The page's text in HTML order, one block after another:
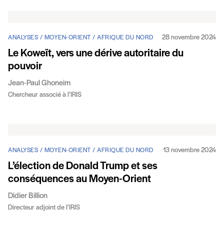
ANALYSES / MOYEN-ORIENT / AFRIQUE DU NORD 28 novembre 2024
Le Koweït, vers une dérive autoritaire du
pouvoir
Jean-Paul Ghoneim
Chercheur associé à l’IRIS
ANALYSES / MOYEN-ORIENT / AFRIQUE DU NORD 13 novembre 2024
L’élection de Donald Trump et ses
conséquences au Moyen-Orient
Didier Billion
Directeur adjoint de l’IRIS